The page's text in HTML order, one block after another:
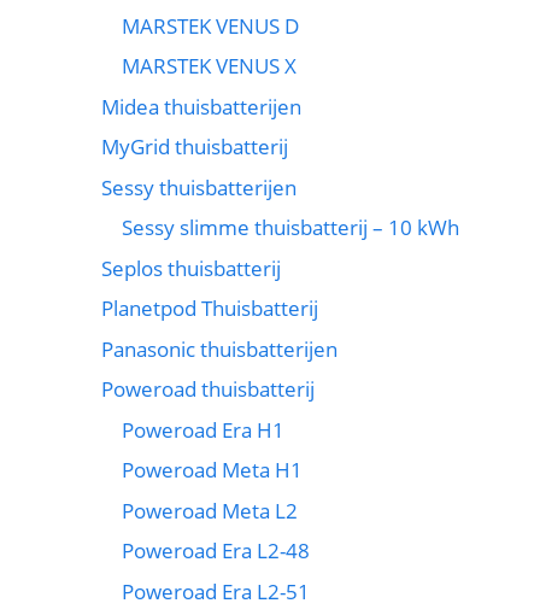
MARSTEK VENUS D
MARSTEK VENUS X
Midea thuisbatterijen
MyGrid thuisbatterij
Sessy thuisbatterijen
Sessy slimme thuisbatterij – 10 kWh
Seplos thuisbatterij
Planetpod Thuisbatterij
Panasonic thuisbatterijen
Poweroad thuisbatterij
Poweroad Era H1
Poweroad Meta H1
Poweroad Meta L2
Poweroad Era L2-48
Poweroad Era L2-51